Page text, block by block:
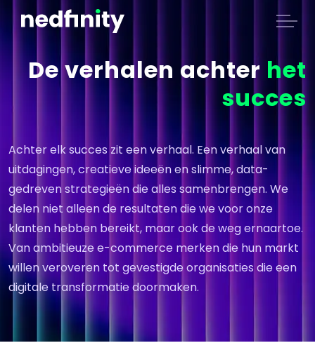
De verhalen achter het
succes
Achter elk succes zit een verhaal. Een verhaal van
uitdagingen, creatieve ideeën en slimme, data-
gedreven strategieën die alles samenbrengen. We
delen niet alleen de resultaten die we voor onze
klanten hebben bereikt, maar ook de weg ernaartoe.
Van ambitieuze e-commerce merken die hun markt
willen veroveren tot gevestigde organisaties die een
digitale transformatie doormaken.